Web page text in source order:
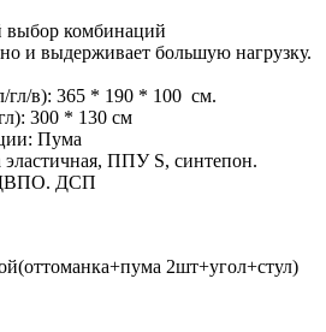
выбор комбинаций
и выдерживает большую нагрузку.
в): 365 * 190 * 100 см.
300 * 130 см
Пума
эластичная, ППУ S, синтепон.
ДВПО. ДСП
2шт+угол+стул)